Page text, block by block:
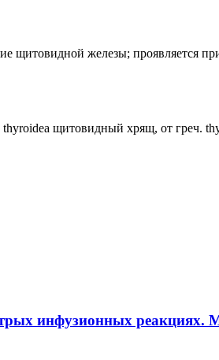
щитовидной железы; проявляется
щитовидный хрящ, от греч.
инфузионных реакциях.